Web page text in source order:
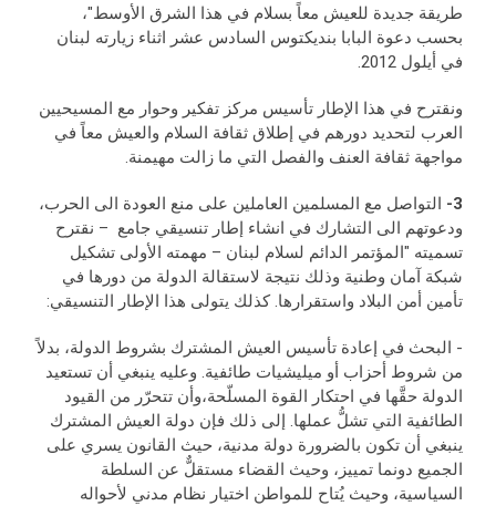
طريقة جديدة للعيش معاً بسلام في هذا الشرق الأوسط"،
بحسب دعوة البابا بنديكتوس السادس عشر اثناء زيارته لبنان
في أيلول 2012.
ونقترح في هذا الإطار تأسيس مركز تفكير وحوار مع المسيحيين
العرب لتحديد دورهم في إطلاق ثقافة السلام والعيش معاً في
مواجهة ثقافة العنف والفصل التي ما زالت مهيمنة.
3-
التواصل مع المسلمين العاملين على منع العودة الى الحرب،
ودعوتهم الى التشارك في انشاء إطار تنسيقي جامع – نقترح
تسميته "المؤتمر الدائم لسلام لبنان – مهمته الأولى تشكيل
شبكة آمان وطنية وذلك نتيجة لاستقالة الدولة من دورها في
تأمين أمن البلاد واستقرارها. كذلك يتولى هذا الإطار التنسيقي:
- البحث في إعادة تأسيس العيش المشترك بشروط الدولة، بدلاً
من شروط أحزاب أو ميليشيات طائفية. وعليه ينبغي أن تستعيد
الدولة حقَّها في احتكار القوة المسلّحة،وأن تتحرّر من القيود
الطائفية التي تشلُّ عملها. إلى ذلك فإن دولة العيش المشترك
ينبغي أن تكون بالضرورة دولة مدنية، حيث القانون يسري على
الجميع دونما تمييز، وحيث القضاء مستقلٌّ عن السلطة
السياسية، وحيث يُتاح للمواطن اختيار نظام مدني لأحواله